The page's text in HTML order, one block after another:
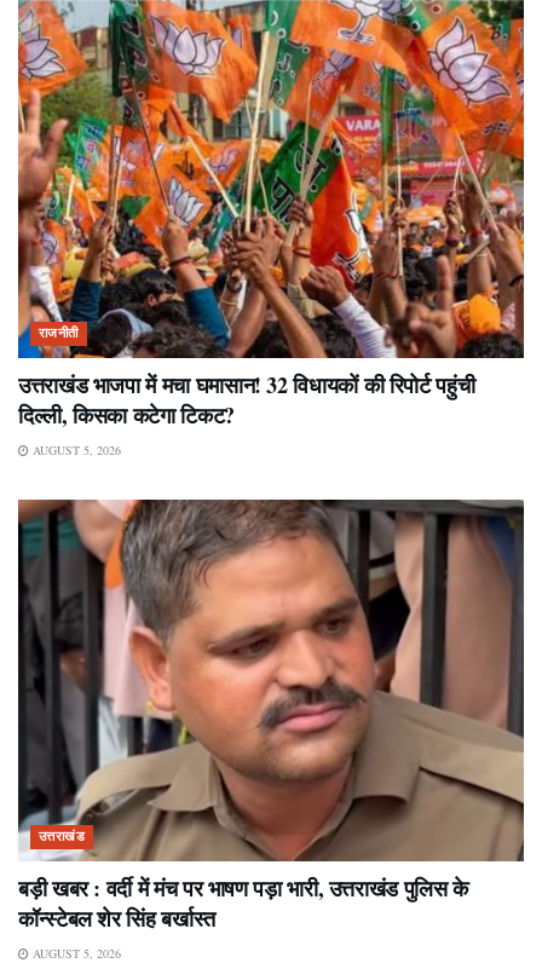
राजनीती
उत्तराखंड भाजपा में मचा घमासान! 32 विधायकों की रिपोर्ट पहुंची
दिल्ली, किसका कटेगा टिकट?
AUGUST 5, 2026
उत्तराखंड
बड़ी खबर : वर्दी में मंच पर भाषण पड़ा भारी, उत्तराखंड पुलिस के
कॉन्स्टेबल शेर सिंह बर्खास्त
AUGUST 5, 2026